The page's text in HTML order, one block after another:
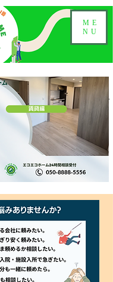
ME
NU
見積り公開・トイレのリフォーム
の住まいをどう